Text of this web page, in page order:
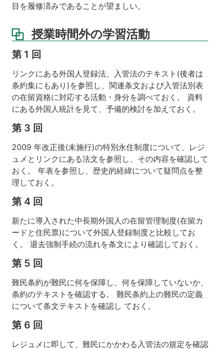
目を履修済みであることが望ましい。
授業時間外の学習活動
第 1 回
リンクにある外国人登録法、入管法のテキスト(後者は
条約集にもあり)を参照し、関連条文および入管法別表
の在留資格に対応する活動・身分を調べておく。 資料
にある外国人統計を見て、予備的検討を加えておく。
第 3 回
2009 年改正後(未施行)の特別永住制度について、レジ
ュメとリンクにある法文を参照し、その内容を確認して
おく。 年表を参照し、歴史的経緯について疑問点を整
理しておく。
第 4 回
新たに導入された中長期外国人の在留管理制度(在留カ
ードと住民票)について外国人登録制度と比較してお
く。 退去強制手続の流れを条文により確認しておく。
第 5 回
難民条約が難民に何を保障し、何を保障していないか、
条約のテキストを確認する。 難民条約上の難民の定義
について条文テキストを確認し ておく。
第 6 回
レジュメに即して、難民にかかわる入管法の規定を確認